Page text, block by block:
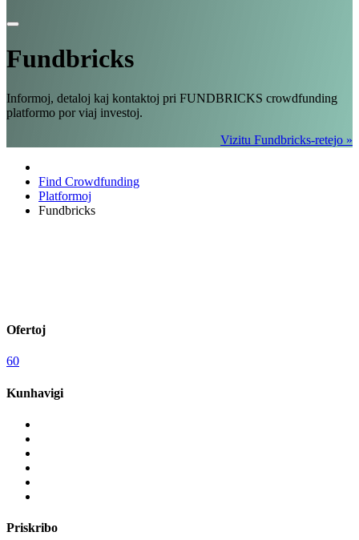
Fundbricks
Informoj, detaloj kaj kontaktoj pri FUNDBRICKS crowdfunding
platformo por viaj investoj.
Vizitu Fundbricks-retejo »
Find Crowdfunding
Platformoj
Fundbricks
Ofertoj
60
Kunhavigi
Priskribo